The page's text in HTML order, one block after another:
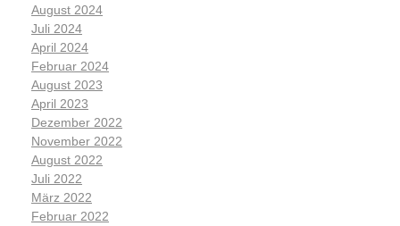
August 2024
Juli 2024
April 2024
Februar 2024
August 2023
April 2023
Dezember 2022
November 2022
August 2022
Juli 2022
März 2022
Februar 2022